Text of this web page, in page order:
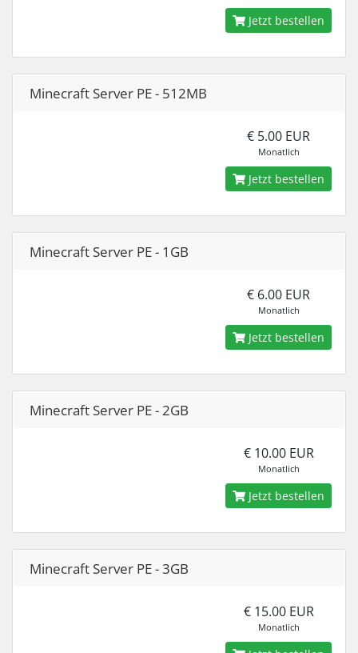
Jetzt bestellen
Minecraft Server PE - 512MB
€ 5.00 EUR
Monatlich
Jetzt bestellen
Minecraft Server PE - 1GB
€ 6.00 EUR
Monatlich
Jetzt bestellen
Minecraft Server PE - 2GB
€ 10.00 EUR
Monatlich
Jetzt bestellen
Minecraft Server PE - 3GB
€ 15.00 EUR
Monatlich